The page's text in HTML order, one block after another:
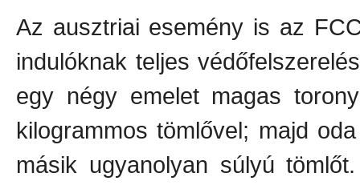
Az ausztriai esemény is az
indulóknak teljes
egy négy emelet magas
kilogrammos tömlővel; majd
másik ugyanolyan súlyú